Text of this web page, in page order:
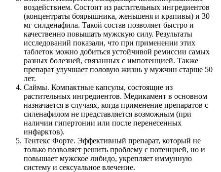
воздействием. Состоит из растительных ингредиентов
(концентраты боярышника, женьшеня и крапивы) и 30
мг силденафила. Такой состав позволяет быстро и
качественно повышать мужскую силу. Результаты
исследований показали, что при применении этих
таблеток можно добиться устойчивой ремиссии самых
разных болезней, связанных с импотенцией. Также
препарат улучшает половую жизнь у мужчин старше 50
лет.
Саймы. Компактные капсулы, состоящие из
растительных ингредиентов. Медикамент в основном
назначается в случаях, когда применение препаратов с
силенафилом не представляется возможным (при
наличии гипертонии или после перенесенных
инфарктов).
Тентекс Форте. Эффективный препарат, который не
только позволяет решить проблему с потенцией, но и
повышает мужское либидо, укрепляет иммунную
систему и сексуальное влечение.